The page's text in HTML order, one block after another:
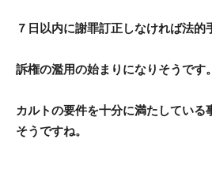
７日以内に謝罪訂正しなければ法的
訴権の濫用の始まりになりそうです。
カルトの要件を十分に満たしている
そうですね。